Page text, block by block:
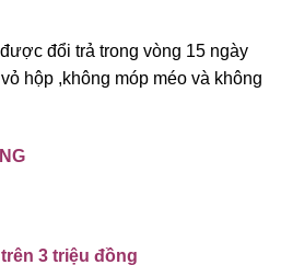
đổi trả trong vòng 15 ngày
hộp ,không móp méo và không
3 triệu đồng